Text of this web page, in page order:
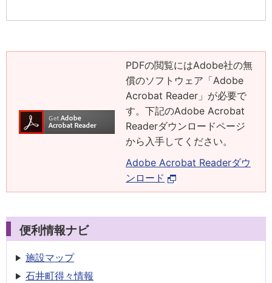
PDFの閲覧にはAdobe社の無
償のソフトウェア「Adobe
Acrobat Reader」が必要で
す。下記のAdobe Acrobat
Readerダウンロードページ
から入手してください。
Adobe Acrobat Readerダウ
ンロード
便利情報ナビ
施設マップ
石井町得々情報